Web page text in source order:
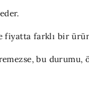
fiyatta farklı bir
bu